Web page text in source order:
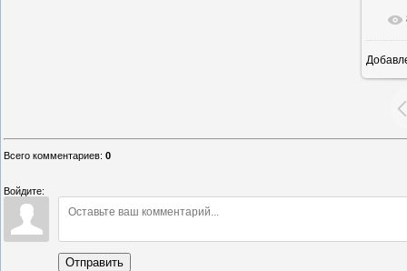
Всего комментариев: 0
Войдите:
Отправить